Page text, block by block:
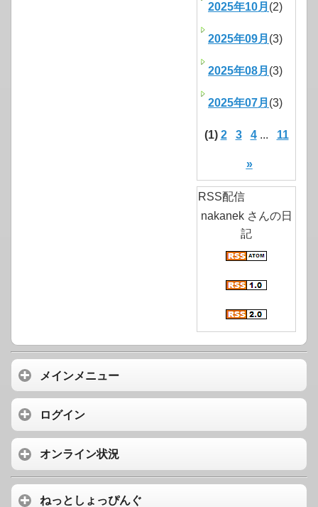
2025年10月 (2)
2025年09月 (3)
2025年08月 (3)
2025年07月 (3)
(1) 2 3 4... 11
»
RSS配信
nakanek さんの日
記
メインメニュー
ログイン
オンライン状況
ねっとしょっぴんぐ